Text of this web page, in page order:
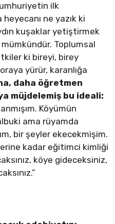
ilk
ne yazık ki
kuşaklar yetiştirmek
Toplumsal
ki bireyi, birey
yürür, karanlığa
daha öğretmen
müjdelemiş bu ideali:
Köyümün
ama rüyamda
bir şeyler ekecekmişim.
kadar eğitimci kimliği
köye gideceksiniz,